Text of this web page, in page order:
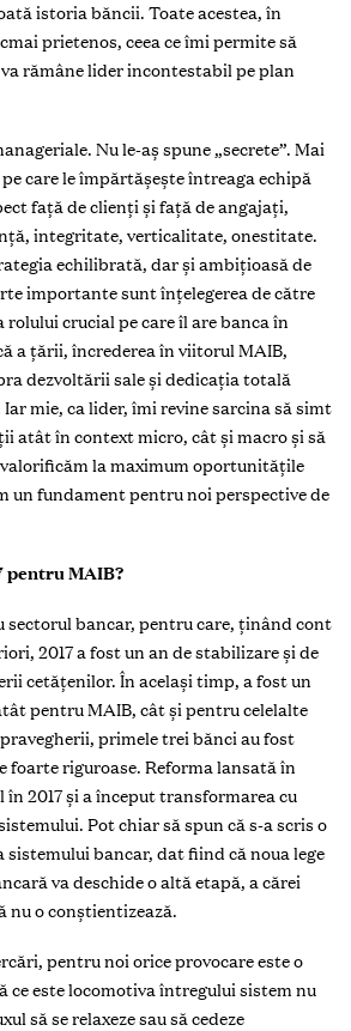
istoria băncii. Toate acestea, în
prietenos, ceea ce îmi permite să
rămâne lider incontestabil pe plan
Nu le-aş spune „secrete”. Mai
care le împărtăşeşte întreaga echipă
faţă de clienţi şi faţă de angajaţi,
integritate, verticalitate, onestitate.
echilibrată, dar şi ambiţioasă de
importante sunt înţelegerea de către
crucial pe care îl are banca în
a ţării, încrederea în viitorul MAIB,
dezvoltării sale şi dedicaţia totală
Iar mie, ca lider, îmi revine sarcina să simt
atât în context micro, cât şi macro şi să
la maximum oportunităţile
un fundament pentru noi perspective de
pentru MAIB?
sectorul bancar, pentru care, ţinând cont
2017 a fost un an de stabilizare şi de
cetăţenilor. În acelaşi timp, a fost un
pentru MAIB, cât şi pentru celelalte
primele trei bănci au fost
foarte riguroase. Reforma lansată în
în 2017 şi a început transformarea cu
Pot chiar să spun că s-a scris o
bancar, dat fiind că noua lege
va deschide o altă etapă, a cărei
o conştientizează.
pentru noi orice provocare este o
ce este locomotiva întregului sistem nu
să se relaxeze sau să cedeze